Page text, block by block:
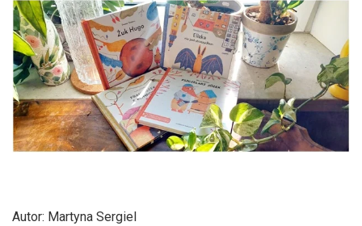
Autor: Martyna Sergiel